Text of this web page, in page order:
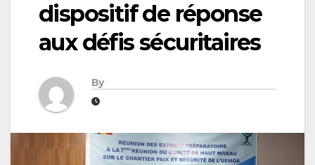
dispositif de réponse
aux défis sécuritaires
By